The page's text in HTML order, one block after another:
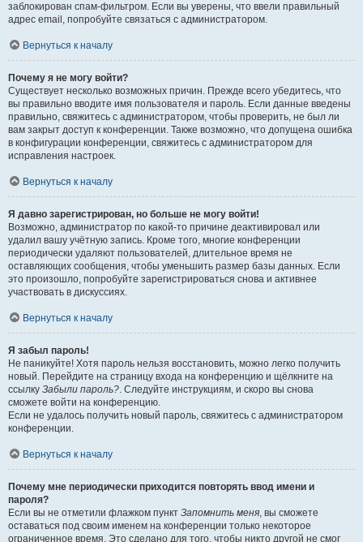
заблокирован спам-фильтром. Если вы уверены, что ввели правильный
адрес email, попробуйте связаться с администратором.
Вернуться к началу
Почему я не могу войти?
Существует несколько возможных причин. Прежде всего убедитесь, что
вы правильно вводите имя пользователя и пароль. Если данные введены
правильно, свяжитесь с администратором, чтобы проверить, не был ли
вам закрыт доступ к конференции. Также возможно, что допущена ошибка
в конфигурации конференции, свяжитесь с администратором для
исправления настроек.
Вернуться к началу
Я давно зарегистрирован, но больше не могу войти!
Возможно, администратор по какой-то причине деактивировал или
удалил вашу учётную запись. Кроме того, многие конференции
периодически удаляют пользователей, длительное время не
оставляющих сообщения, чтобы уменьшить размер базы данных. Если
это произошло, попробуйте зарегистрироваться снова и активнее
участвовать в дискуссиях.
Вернуться к началу
Я забыл пароль!
Не паникуйте! Хотя пароль нельзя восстановить, можно легко получить
новый. Перейдите на страницу входа на конференцию и щёлкните на
ссылку Забыли пароль?. Следуйте инструкциям, и скоро вы снова
сможете войти на конференцию.
Если не удалось получить новый пароль, свяжитесь с администратором
конференции.
Вернуться к началу
Почему мне периодически приходится повторять ввод имени и
пароля?
Если вы не отметили флажком пункт Запомнить меня, вы сможете
оставаться под своим именем на конференции только некоторое
ограниченное время. Это сделано для того, чтобы никто другой не смог